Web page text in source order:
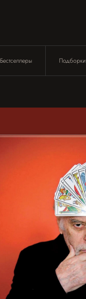
Бестселлеры Подборки